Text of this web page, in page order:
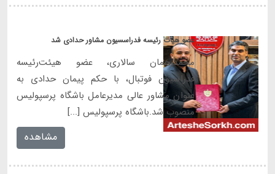
عضو هیات رئیسه فدراسسیون مشاور حدادی شد
محمدرحمان سالاری، عضو هیئت‌رئیسه
فدراسیون فوتبال، با حکم پیمان حدادی به
عنوان مشاور عالی مدیرعامل باشگاه پرسپولیس
منصوب شد.باشگاه پرسپولیس [...]
مشاهده